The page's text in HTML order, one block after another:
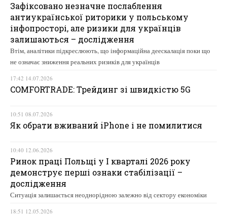
Зафіксовано незначне послаблення
антиукраїнської риторики у польському
інфопросторі, але ризики для українців
залишаються – дослідження
Втім, аналітики підкреслюють, що інформаційна деескалація поки що
не означає зниження реальних ризиків для українців
17:42 14.07.2026
COMFORTRADE: Трейдинг зі швидкістю 5G
10:51 08.07.2026
Як обрати вживаний iPhone і не помилитися
10:40 12.06.2026
Ринок праці Польщі у І кварталі 2026 року
демонструє перші ознаки стабілізації –
дослідження
Ситуація залишається неоднорідною залежно від сектору економіки
18:51 12.05.2026